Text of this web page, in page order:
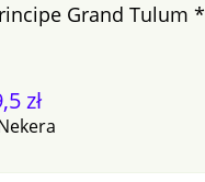
Grand
zł